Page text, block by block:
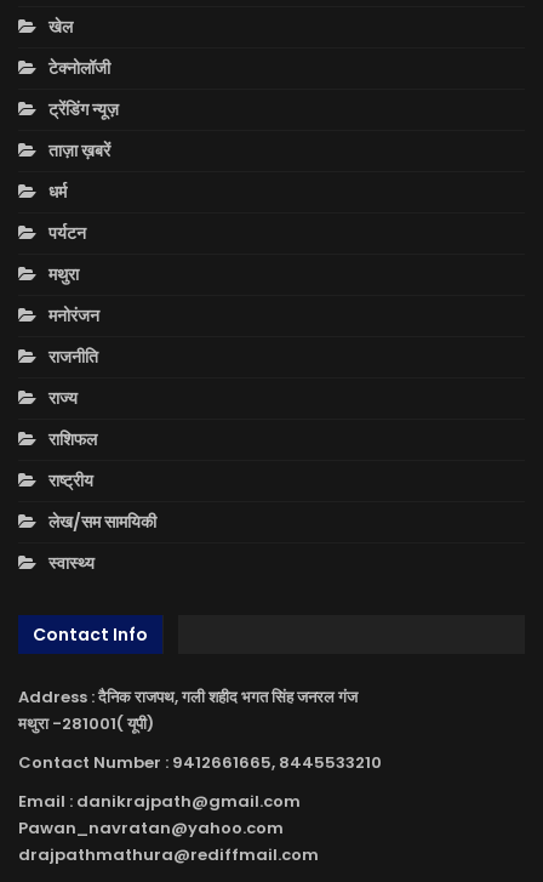
खेल
टेक्नोलॉजी
ट्रेंडिंग न्यूज़
ताज़ा ख़बरें
धर्म
पर्यटन
मथुरा
मनोरंजन
राजनीति
राज्य
राशिफल
राष्ट्रीय
लेख/सम सामयिकी
स्वास्थ्य
Contact Info
Address : दैनिक राजपथ, गली शहीद भगत सिंह जनरल गंज
मथुरा -281001( यूपी)
Contact Number : 9412661665, 8445533210
Email : danikrajpath@gmail.com
Pawan_navratan@yahoo.com
drajpathmathura@rediffmail.com